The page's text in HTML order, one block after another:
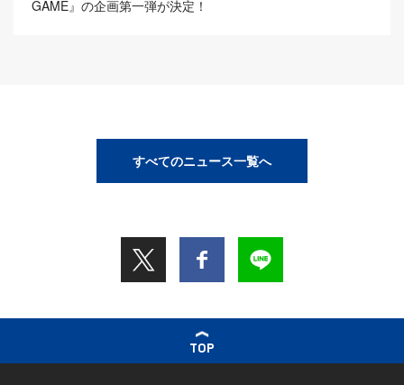
GAME』の企画第一弾が決定！
すべてのニュース一覧へ
TOP